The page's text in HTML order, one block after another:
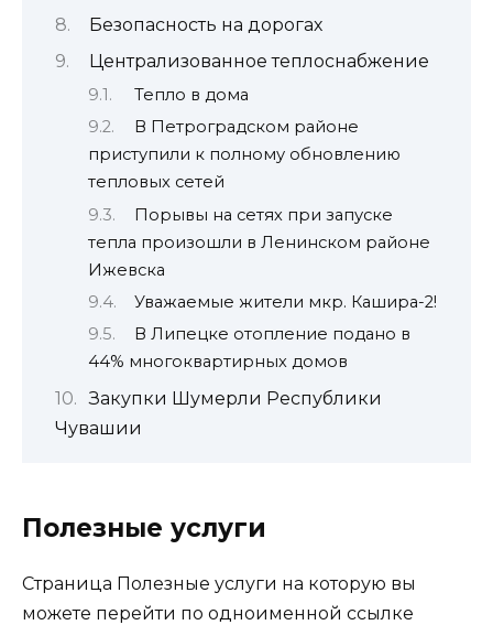
Безопасность на дорогах
Централизованное теплоснабжение
Тепло в дома
В Петроградском районе
приступили к полному обновлению
тепловых сетей
Порывы на сетях при запуске
тепла произошли в Ленинском районе
Ижевска
Уважаемые жители мкр. Кашира-2!
В Липецке отопление подано в
44% многоквартирных домов
Закупки Шумерли Республики
Чувашии
Полезные услуги
Страница Полезные услуги на которую вы
можете перейти по одноименной ссылке